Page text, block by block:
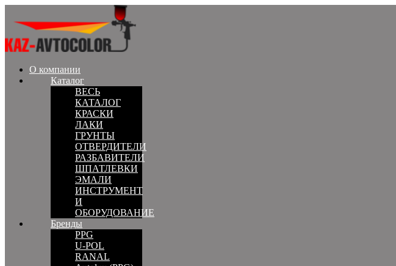
О компании
Каталог
ВЕСЬ
КАТАЛОГ
КРАСКИ
ЛАКИ
ГРУНТЫ
ОТВЕРДИТЕЛИ
РАЗБАВИТЕЛИ
ШПАТЛЕВКИ
ЭМАЛИ
ИНСТРУМЕНТ
И
ОБОРУДОВАНИЕ
Бренды
PPG
U-POL
RANAL